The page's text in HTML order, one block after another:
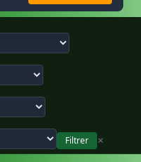
Filtrer
✕